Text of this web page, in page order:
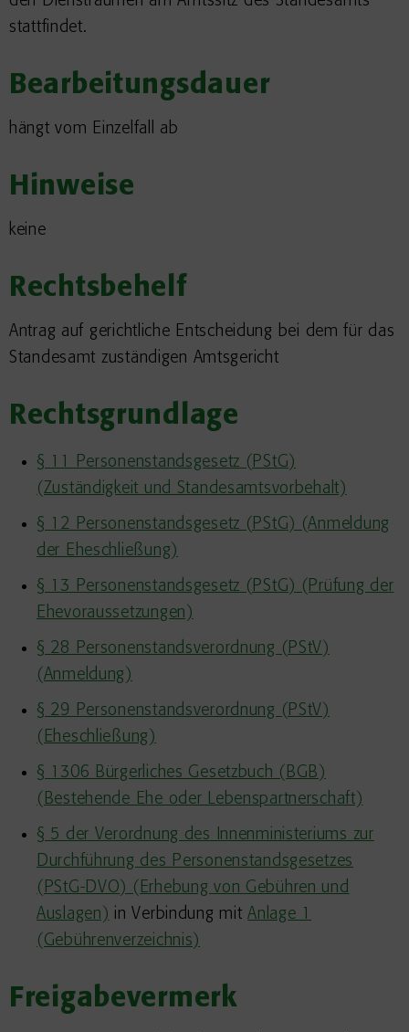
stattfindet.
Bearbeitungsdauer
hängt vom Einzelfall ab
Hinweise
keine
Rechtsbehelf
Antrag auf gerichtliche Entscheidung bei dem für das
Standesamt zuständigen Amtsgericht
Rechtsgrundlage
§ 11 Personenstandsgesetz (PStG)
(Zuständigkeit und Standesamtsvorbehalt)
§ 12 Personenstandsgesetz (PStG) (Anmeldung
der Eheschließung)
§ 13 Personenstandsgesetz (PStG) (Prüfung der
Ehevoraussetzungen)
§ 28 Personenstandsverordnung (PStV)
(Anmeldung)
§ 29 Personenstandsverordnung (PStV)
(Eheschließung)
§ 1306 Bürgerliches Gesetzbuch (BGB)
(Bestehende Ehe oder Lebenspartnerschaft)
§ 5 der Verordnung des Innenministeriums zur
Durchführung des Personenstandsgesetzes
(PStG-DVO) (Erhebung von Gebühren und
Auslagen) in Verbindung mitAnlage 1
(Gebührenverzeichnis)
Freigabevermerk